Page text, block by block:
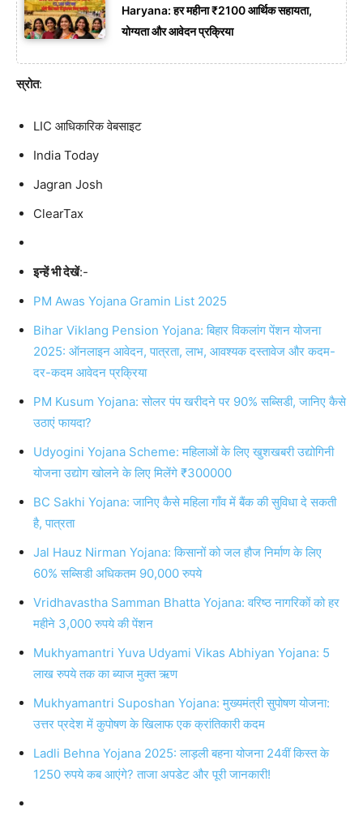
Haryana: हर महीना ₹2100 आर्थिक सहायता,
योग्यता और आवेदन प्रक्रिया
स्रोत:
LIC आधिकारिक वेबसाइट
India Today
Jagran Josh
ClearTax
इन्हें भी देखें:-
PM Awas Yojana Gramin List 2025
Bihar Viklang Pension Yojana: बिहार विकलांग पेंशन योजना
2025: ऑनलाइन आवेदन, पात्रता, लाभ, आवश्यक दस्तावेज और कदम-
दर-कदम आवेदन प्रक्रिया
PM Kusum Yojana: सोलर पंप खरीदने पर 90% सब्सिडी, जानिए कैसे
उठाएं फायदा?
Udyogini Yojana Scheme: महिलाओं के लिए खुशखबरी उद्योगिनी
योजना उद्योग खोलने के लिए मिलेंगे ₹300000
BC Sakhi Yojana: जानिए कैसे महिला गाँव में बैंक की सुविधा दे सकती
है, पात्रता
Jal Hauz Nirman Yojana: किसानों को जल हौज निर्माण के लिए
60% सब्सिडी अधिकतम 90,000 रुपये
Vridhavastha Samman Bhatta Yojana: वरिष्ठ नागरिकों को हर
महीने 3,000 रुपये की पेंशन
Mukhyamantri Yuva Udyami Vikas Abhiyan Yojana: 5
लाख रुपये तक का ब्याज मुक्त ऋण
Mukhyamantri Suposhan Yojana: मुख्यमंत्री सुपोषण योजना:
उत्तर प्रदेश में कुपोषण के खिलाफ एक क्रांतिकारी कदम
Ladli Behna Yojana 2025: लाड़ली बहना योजना 24वीं किस्त के
1250 रुपये कब आएंगे? ताजा अपडेट और पूरी जानकारी!